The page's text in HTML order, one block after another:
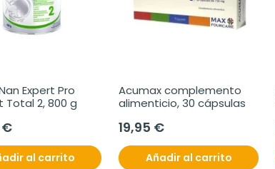
Expert Pro
Total 2, 800 g
€
al carrito
Acumax complemento
alimenticio, 30 cápsulas
19,95 €
Añadir al carrito